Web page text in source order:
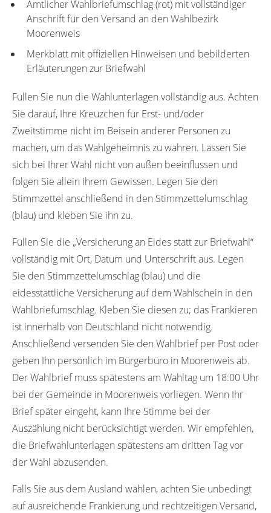
Amtlicher Wahlbriefumschlag (rot) mit vollständiger
Anschrift für den Versand an den Wahlbezirk
Moorenweis
Merkblatt mit offiziellen Hinweisen und bebilderten
Erläuterungen zur Briefwahl
Füllen Sie nun die Wahlunterlagen vollständig aus. Achten
Sie darauf, Ihre Kreuzchen für Erst- und/oder
Zweitstimme nicht im Beisein anderer Personen zu
machen, um das Wahlgeheimnis zu wahren. Lassen Sie
sich bei Ihrer Wahl nicht von außen beeinflussen und
folgen Sie allein Ihrem Gewissen. Legen Sie den
Stimmzettel anschließend in den Stimmzettelumschlag
(blau) und kleben Sie ihn zu.
Füllen Sie die „Versicherung an Eides statt zur Briefwahl“
vollständig mit Ort, Datum und Unterschrift aus. Legen
Sie den Stimmzettelumschlag (blau) und die
eidesstattliche Versicherung auf dem Wahlschein in den
Wahlbriefumschlag. Kleben Sie diesen zu; das Frankieren
ist innerhalb von Deutschland nicht notwendig.
Anschließend versenden Sie den Wahlbrief per Post oder
geben Ihn persönlich im Bürgerbüro in Moorenweis ab.
Der Wahlbrief muss spätestens am Wahltag um 18:00 Uhr
bei der Gemeinde in Moorenweis vorliegen. Wenn Ihr
Brief später eingeht, kann Ihre Stimme bei der
Auszählung nicht berücksichtigt werden. Wir empfehlen,
die Briefwahlunterlagen spätestens am dritten Tag vor
der Wahl abzusenden.
Falls Sie aus dem Ausland wählen, achten Sie unbedingt
auf ausreichende Frankierung und rechtzeitigen Versand,